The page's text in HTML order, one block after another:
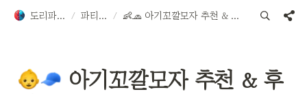
/ /
아기꼬깔모자 추천 & 후